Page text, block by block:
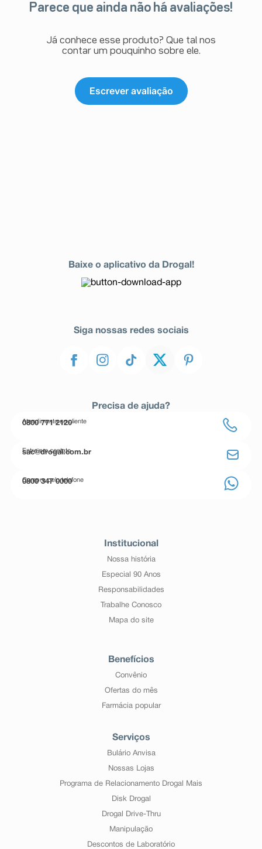
Parece que ainda não há avaliações!
Já conhece esse produto? Que tal nos
contar um pouquinho sobre ele.
Escrever avaliação
Baixe o aplicativo da Drogal!
Siga nossas redes sociais
Precisa de ajuda?
Atendimento ao cliente
0800 771 2120
Entre em contato
sac@drogal.com.br
Compre pelo telefone
0800 347 0000
Institucional
Nossa história
Especial 90 Anos
Responsabilidades
Trabalhe Conosco
Mapa do site
Benefícios
Convênio
Ofertas do mês
Farmácia popular
Serviços
Bulário Anvisa
Nossas Lojas
Programa de Relacionamento Drogal Mais
Disk Drogal
Drogal Drive-Thru
Manipulação
Descontos de Laboratório